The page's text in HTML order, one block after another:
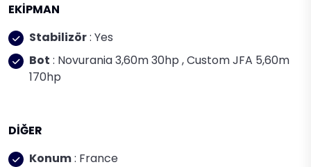
EKİPMAN
Stabilizör: Yes
Bot : Novurania 3,60m 30hp , Custom JFA 5,60m
170hp
DİĞER
Konum: France